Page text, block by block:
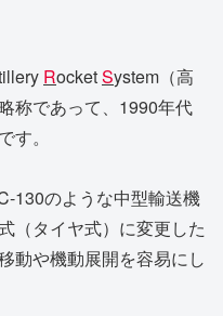
RocketSystem（高
称であって、1990年代
す。
130のような中型輸送機
（タイヤ式）に変更した
動や機動展開を容易にし